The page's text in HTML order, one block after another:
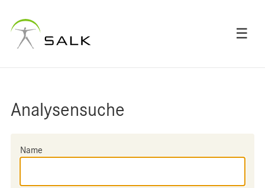
☰
Analysensuche
Name